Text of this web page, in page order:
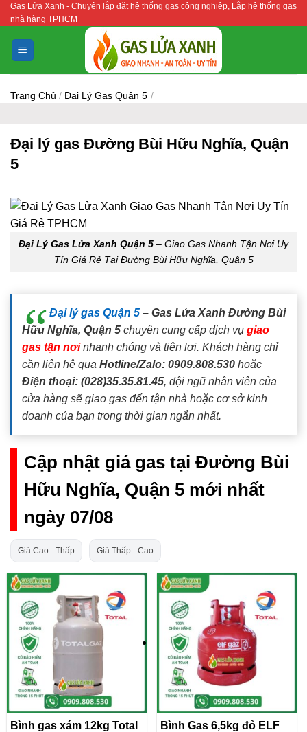
Bỏ
qua
nội
dung
Gas Lửa Xanh - Chuyên lắp đặt hệ thống gas công nghiệp, Lắp hệ thống gas
nhà hàng TPHCM
Trang Chủ / Đại Lý Gas Quận 5 /
Đại lý gas Đường Bùi Hữu Nghĩa, Quận
5
Đại Lý Gas Lửa Xanh Quận 5 – Giao Gas Nhanh Tận Nơi Uy
Tín Giá Rẻ Tại Đường Bùi Hữu Nghĩa, Quận 5
Đại lý gas Quận 5 – Gas Lửa Xanh Đường Bùi
Hữu Nghĩa, Quận 5 chuyên cung cấp dịch vụ giao
gas tận nơinhanh chóng và tiện lợi. Khách hàng chỉ
cần liên hệ qua Hotline/Zalo: 0909.808.530 hoặc
Điện thoại: (028)35.35.81.45, đội ngũ nhân viên của
cửa hàng sẽ giao gas đến tận nhà hoặc cơ sở kinh
doanh của bạn trong thời gian ngắn nhất.
Cập nhật giá gas tại Đường Bùi
Hữu Nghĩa, Quận 5 mới nhất
ngày 07/08
Giá Cao - Thấp Giá Thấp - Cao
Bình gas xám 12kg Total
Bình Gas 6,5kg đỏ ELF